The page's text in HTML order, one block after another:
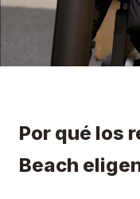
Por qué los
Beach